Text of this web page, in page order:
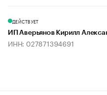
ДЕЙСТВУЕТ
ИП Аверьянов Кирилл
ИНН: 027871394691